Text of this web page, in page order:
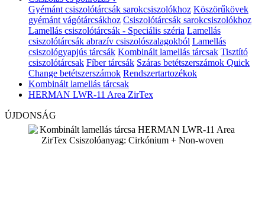
Gyémánt csiszolótárcsák sarokcsiszolókhoz Köszörűkövek
gyémánt vágótárcsákhoz Csiszolótárcsák sarokcsiszolókhoz
Lamellás csiszolótárcsák - Speciális széria Lamellás
csiszolótárcsák abrazív csiszolószalagokból Lamellás
csiszológyapjús tárcsák Kombinált lamellás tárcsak Tisztító
csiszolótárcsak Fíber tárcsák Száras betétszerszámok Quick
Change betétszerszámok Rendszertartozékok
Kombinált lamellás tárcsak
HERMAN LWR-11 Area ZirTex
ÚJDONSÁG